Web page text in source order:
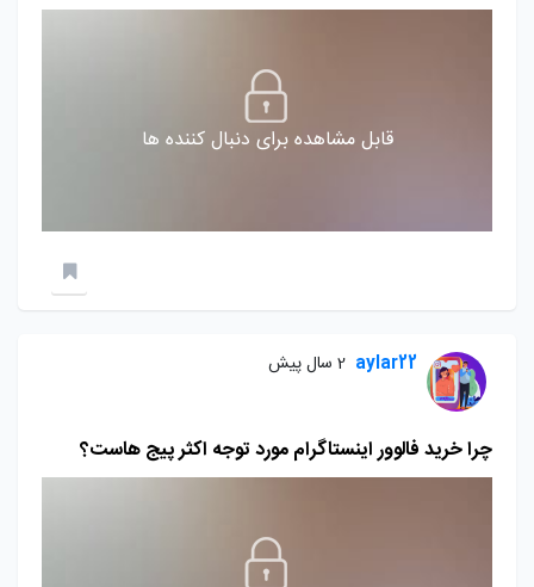
قابل مشاهده برای دنبال کننده ها
aylar22 2 سال پیش
چرا خرید فالوور اینستاگرام مورد توجه اکثر پیج هاست؟